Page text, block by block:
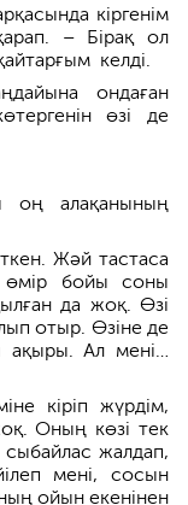
кіргенім
– Бірақ ол
келді.
ондаған
өзі де
оң алақанының
Жәй тастаса
бойы соны
да жоқ. Өзі
отыр. Өзіне де
Ал мені…
кіріп жүрдім,
Оның көзі тек
жалдап,
мені, сосын
ойын екенінен